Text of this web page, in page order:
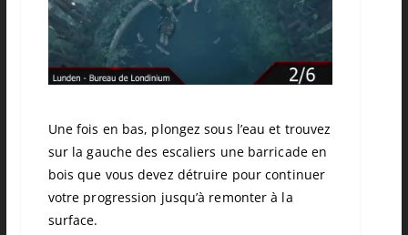
Une fois en bas, plongez sous l’eau et trouvez
sur la gauche des escaliers une barricade en
bois que vous devez détruire pour continuer
votre progression jusqu’à remonter à la
surface.